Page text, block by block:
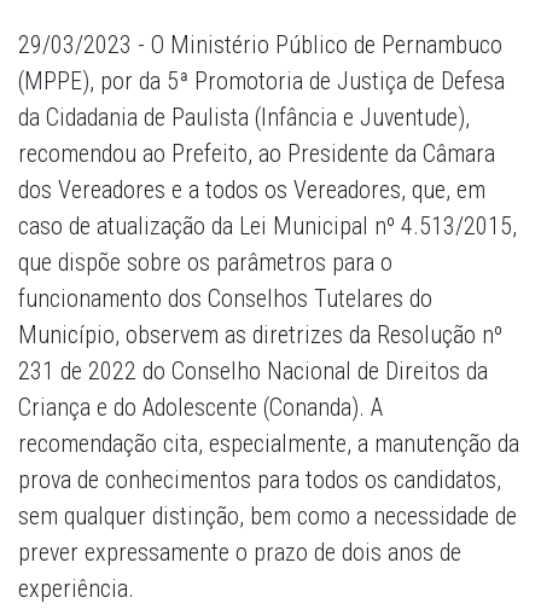
29/03/2023 - O Ministério Público de Pernambuco
(MPPE), por da 5ª Promotoria de Justiça de Defesa
da Cidadania de Paulista (Infância e Juventude),
recomendou ao Prefeito, ao Presidente da Câmara
dos Vereadores e a todos os Vereadores, que, em
caso de atualização da Lei Municipal nº 4.513/2015,
que dispõe sobre os parâmetros para o
funcionamento dos Conselhos Tutelares do
Município, observem as diretrizes da Resolução nº
231 de 2022 do Conselho Nacional de Direitos da
Criança e do Adolescente (Conanda). A
recomendação cita, especialmente, a manutenção da
prova de conhecimentos para todos os candidatos,
sem qualquer distinção, bem como a necessidade de
prever expressamente o prazo de dois anos de
experiência.